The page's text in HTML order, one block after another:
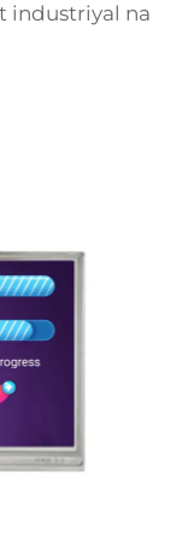
industriyal na